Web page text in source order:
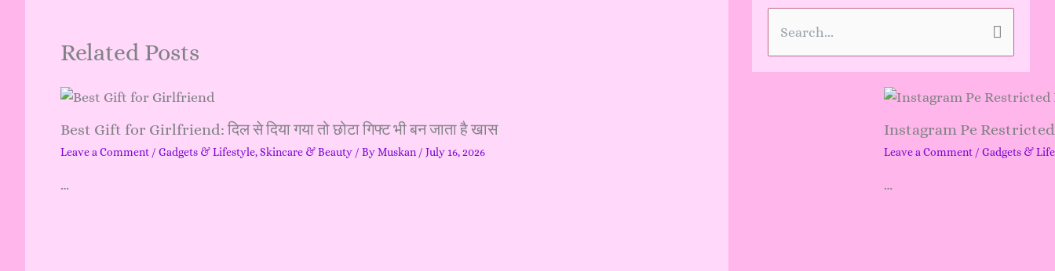
Related Posts
Best Gift for Girlfriend: दिल से दिया गया तो छोटा गिफ्ट भी बन जाता है खास
Leave a Comment / Gadgets & Lifestyle,Skincare & Beauty / ByMuskan / July 16, 2026
…
Instagram Pe
Leave a Comment / Gadgets &
…